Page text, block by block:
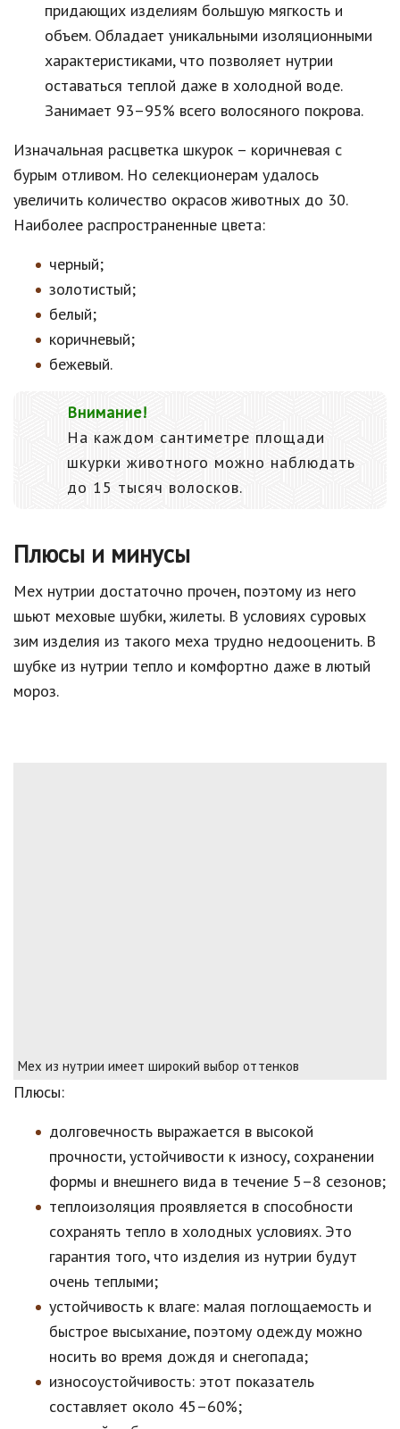
придающих изделиям большую мягкость и
объем. Обладает уникальными изоляционными
характеристиками, что позволяет нутрии
оставаться теплой даже в холодной воде.
Занимает 93–95% всего волосяного покрова.
Изначальная расцветка шкурок – коричневая с
бурым отливом. Но селекционерам удалось
увеличить количество окрасов животных до 30.
Наиболее распространенные цвета:
черный;
золотистый;
белый;
коричневый;
бежевый.
Внимание!
На каждом сантиметре площади
шкурки животного можно наблюдать
до 15 тысяч волосков.
Плюсы и минусы
Мех нутрии достаточно прочен, поэтому из него
шьют меховые шубки, жилеты. В условиях суровых
зим изделия из такого меха трудно недооценить. В
шубке из нутрии тепло и комфортно даже в лютый
мороз.
Мех из нутрии имеет широкий выбор оттенков
Плюсы:
долговечность выражается в высокой
прочности, устойчивости к износу, сохранении
формы и внешнего вида в течение 5–8 сезонов;
теплоизоляция проявляется в способности
сохранять тепло в холодных условиях. Это
гарантия того, что изделия из нутрии будут
очень теплыми;
устойчивость к влаге: малая поглощаемость и
быстрое высыхание, поэтому одежду можно
носить во время дождя и снегопада;
износоустойчивость: этот показатель
составляет около 45–60%;